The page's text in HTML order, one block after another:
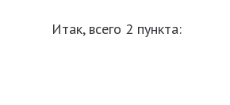
Итак, всего 2 пункта: